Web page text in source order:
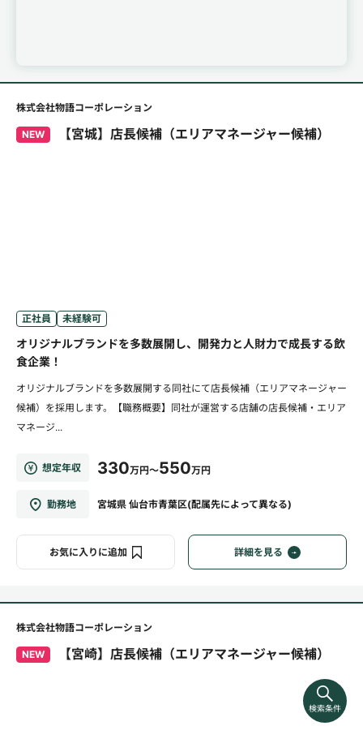
株式会社物語コーポレーション
NEW 【宮城】店長候補（エリアマネージャー候補）
正社員 未経験可
オリジナルブランドを多数展開し、開発力と人財力で成長する飲
食企業！
オリジナルブランドを多数展開する同社にて店長候補（エリアマネージャー
候補）を採用します。【職務概要】同社が運営する店舗の店長候補・エリア
マネージ...
想定年収 330万円～550万円
勤務地 宮城県 仙台市青葉区(配属先によって異なる)
お気に入りに追加 詳細を見る
株式会社物語コーポレーション
NEW 【宮崎】店長候補（エリアマネージャー候補）
検索条件